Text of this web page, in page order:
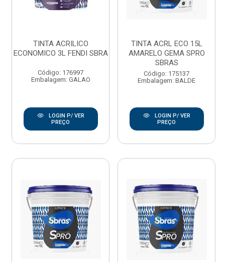
TINTA ACRILICO
ECONOMICO 3L FENDI SBRA
Código: 176997
Embalagem: GALAO
LOGIN P/ VER
PREÇO
TINTA ACRL ECO 15L
AMARELO GEMA SPRO
SBRAS
Código: 175137
Embalagem: BALDE
LOGIN P/ VER
PREÇO